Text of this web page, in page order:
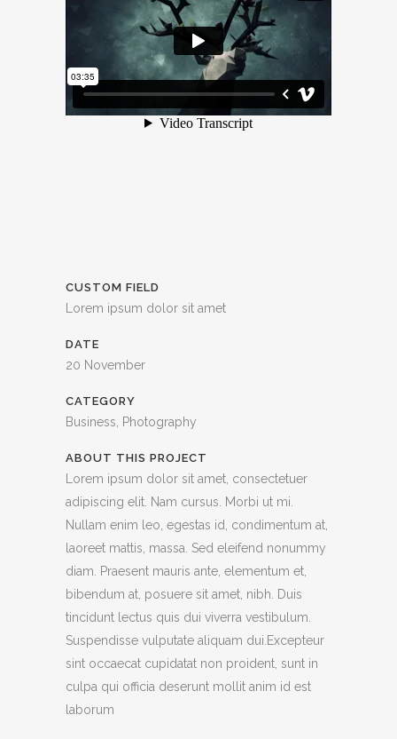
CUSTOM FIELD
Lorem ipsum dolor sit amet
DATE
20 November
CATEGORY
Business, Photography
ABOUT THIS PROJECT
Lorem ipsum dolor sit amet, consectetuer
adipiscing elit. Nam cursus. Morbi ut mi.
Nullam enim leo, egestas id, condimentum at,
laoreet mattis, massa. Sed eleifend nonummy
diam. Praesent mauris ante, elementum et,
bibendum at, posuere sit amet, nibh. Duis
tincidunt lectus quis dui viverra vestibulum.
Suspendisse vulputate aliquam dui.Excepteur
sint occaecat cupidatat non proident, sunt in
culpa qui officia deserunt mollit anim id est
laborum